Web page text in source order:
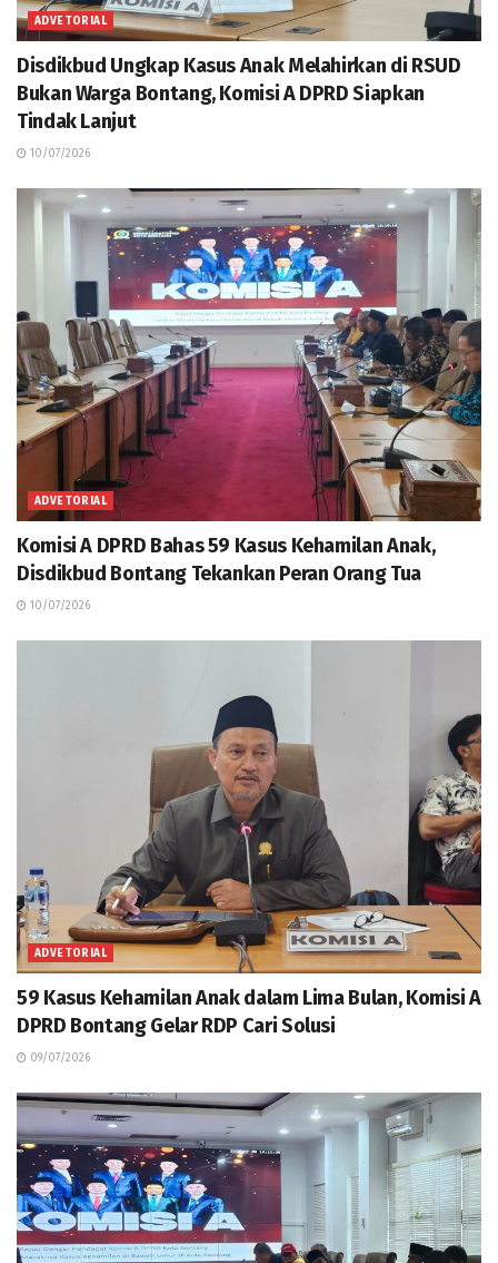
ADVETORIAL
Disdikbud Ungkap Kasus Anak Melahirkan di RSUD
Bukan Warga Bontang, Komisi A DPRD Siapkan
Tindak Lanjut
10/07/2026
ADVETORIAL
Komisi A DPRD Bahas 59 Kasus Kehamilan Anak,
Disdikbud Bontang Tekankan Peran Orang Tua
10/07/2026
ADVETORIAL
59 Kasus Kehamilan Anak dalam Lima Bulan, Komisi A
DPRD Bontang Gelar RDP Cari Solusi
09/07/2026